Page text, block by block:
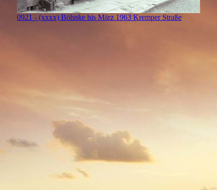
0921 - (xxxx) Böhnke bis März 1963 Kremper Straße